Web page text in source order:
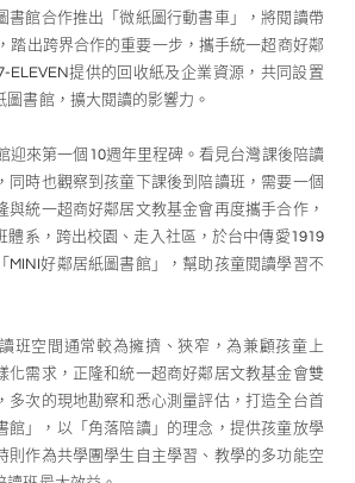
書館合作推出「微紙圖行動書車」，將閱讀帶
踏出跨界合作的重要一步，攜手統一超商好鄰
ELEVEN提供的回收紙及企業資源，共同設置
圖書館，擴大閱讀的影響力。
迎來第一個10週年里程碑。看見台灣課後陪讀
同時也觀察到孩童下課後到陪讀班，需要一個
與統一超商好鄰居文教基金會再度攜手合作，
體系，跨出校園、走入社區，於台中傳愛1919
MINI好鄰居紙圖書館」，幫助孩童閱讀學習不
班空間通常較為擁擠、狹窄，為兼顧孩童上
化需求，正隆和統一超商好鄰居文教基金會雙
多次的現地勘察和悉心測量評估，打造全台首
館」，以「角落陪讀」的理念，提供孩童放學
則作為共學團學生自主學習、教學的多功能空